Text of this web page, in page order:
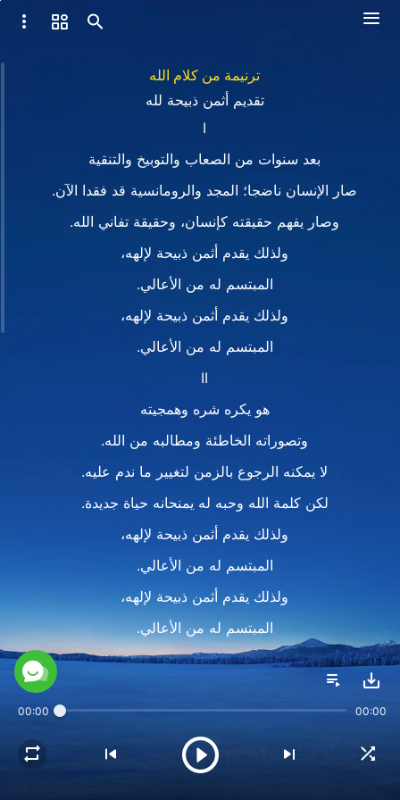
ترنيمة من كلام الله
تقديم أثمن ذبيحة لله
I
بعد سنوات من الصعاب والتوبيخ والتنقية
صار الإنسان ناضجا؛ المجد والرومانسية قد فقدا الآن.
وصار يفهم حقيقته كإنسان، وحقيقة تفاني الله.
ولذلك يقدم أثمن ذبيحة لإلهه،
المبتسم له من الأعالي.
ولذلك يقدم أثمن ذبيحة لإلهه،
المبتسم له من الأعالي.
II
هو يكره شره وهمجيته
وتصوراته الخاطئة ومطالبه من الله.
لا يمكنه الرجوع بالزمن لتغيير ما ندم عليه.
لكن كلمة الله وحبه له يمنحانه حياة جديدة.
ولذلك يقدم أثمن ذبيحة لإلهه،
المبتسم له من الأعالي.
ولذلك يقدم أثمن ذبيحة لإلهه،
المبتسم له من الأعالي.
III
يوما بعد يوم، تلتئم جروح الإنسان وتعود له قواه.
فيدرك حينها أن الله لم يتركه أبدا،
00:00 00:00